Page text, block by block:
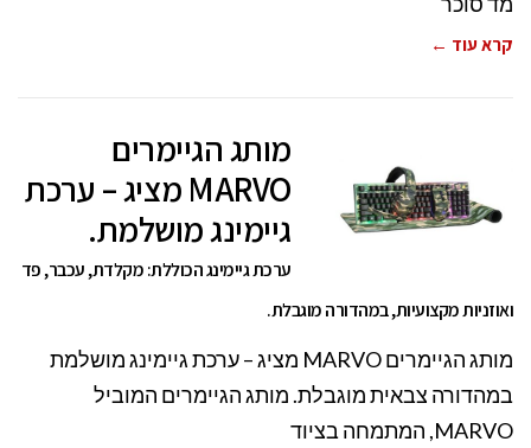
קרא עוד ←
מותג הגיימרים
MARVO מציג – ערכת
גיימינג מושלמת.
ערכת גיימינג הכוללת: מקלדת, עכבר, פד
ואוזניות מקצועיות, במהדורה מוגבלת.
מותג הגיימרים MARVO מציג – ערכת גיימינג מושלמת
במהדורה צבאית מוגבלת. מותג הגיימרים המוביל
MARVO, המתמחה בציוד